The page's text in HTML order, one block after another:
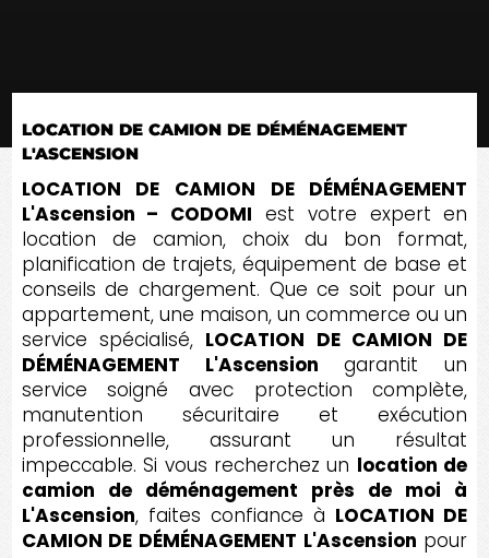
LOCATION DE CAMION DE DÉMÉNAGEMENT
L'ASCENSION
LOCATION DE CAMION DE DÉMÉNAGEMENT
L'Ascension – CODOMI est votre expert en
location de camion, choix du bon format,
planification de trajets, équipement de base et
conseils de chargement. Que ce soit pour un
appartement, une maison, un commerce ou un
service spécialisé, LOCATION DE CAMION DE
DÉMÉNAGEMENT L'Ascension garantit un
service soigné avec protection complète,
manutention sécuritaire et exécution
professionnelle, assurant un résultat
impeccable. Si vous recherchez un location de
camion de déménagement près de moi à
L'Ascension, faites confiance à LOCATION DE
CAMION DE DÉMÉNAGEMENT L'Ascension pour